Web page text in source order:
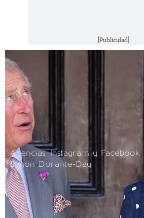
[Publicidad]
Agencias, Instagram y Facebook
Simon Dorante-Day